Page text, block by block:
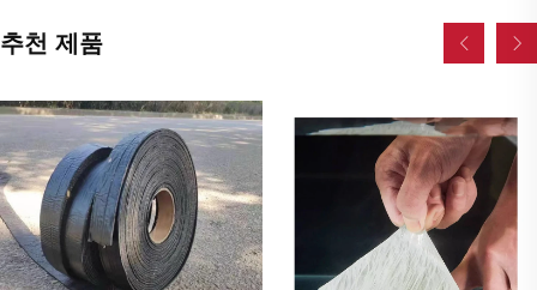
추천 제품